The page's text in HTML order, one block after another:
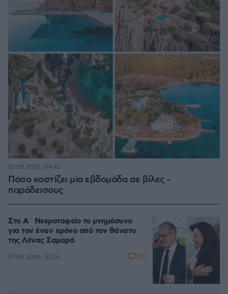
Πόσο κοστίζει μία εβδομάδα σε βίλες -
παράδεισους
07.08.2026, 09:43
Στο Α΄ Νεκροταφείο το μνημόσυνο
για τον έναν χρόνο από τον θάνατο
της Λένας Σαμαρά
07.08.2026, 10:26 21